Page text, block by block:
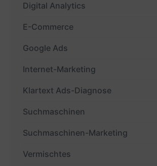
Digital Analytics
E-Commerce
Google Ads
Internet-Marketing
Klartext Ads-Diagnose
Suchmaschinen
Suchmaschinen-Marketing
Vermischtes